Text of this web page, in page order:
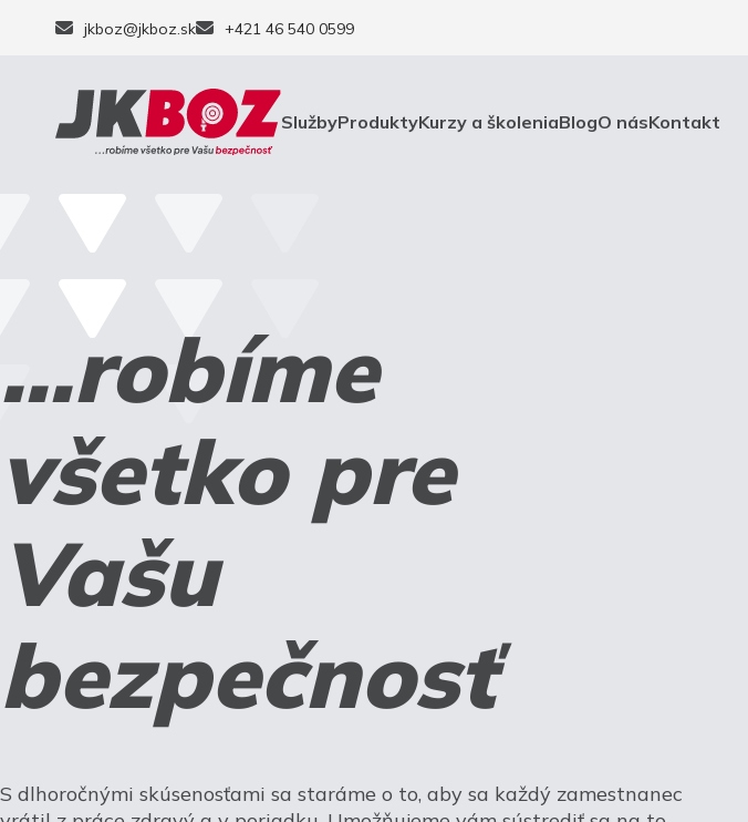
jkboz@jkboz.sk +421 46 540 0599
SlužbyProduktyKurzy a školeniaBlogO násKontakt
...robíme
všetko pre
Vašu
bezpečnosť
S dlhoročnými skúsenosťami sa staráme o to, aby sa každý zamestnanec